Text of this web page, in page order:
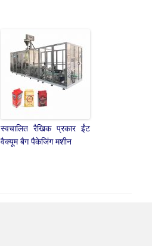
स्वचालित रैखिक प्रकार ईंट
वैक्यूम बैग पैकेजिंग मशीन